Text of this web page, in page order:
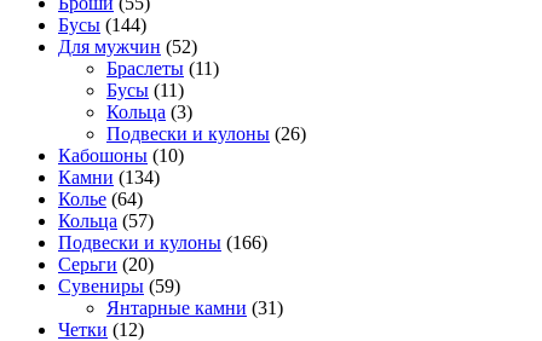
Бусы (144)
Для мужчин (52)
Браслеты (11)
Бусы (11)
Кольца (3)
Подвески и кулоны (26)
Кабошоны (10)
Камни (134)
Колье (64)
Кольца (57)
Подвески и кулоны (166)
Серьги (20)
Сувениры (59)
Янтарные камни (31)
Четки (12)